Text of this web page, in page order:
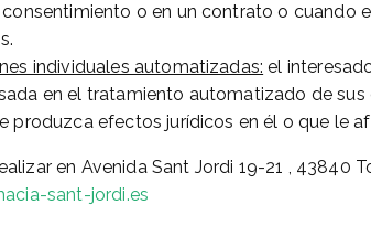
consentimiento o en un contrato o cuando
individuales automatizadas: el
en el tratamiento automatizado de sus
produzca efectos jurídicos en él o que le
en Avenida Sant Jordi 19-21 , 43840
sant-jordi.es